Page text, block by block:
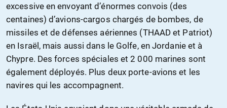
excessive en envoyant d’énormes convois (des
centaines) d’avions-cargos chargés de bombes, de
missiles et de défenses aériennes (THAAD et Patriot)
en Israël, mais aussi dans le Golfe, en Jordanie et à
Chypre. Des forces spéciales et 2 000 marines sont
également déployés. Plus deux porte-avions et les
navires qui les accompagnent.